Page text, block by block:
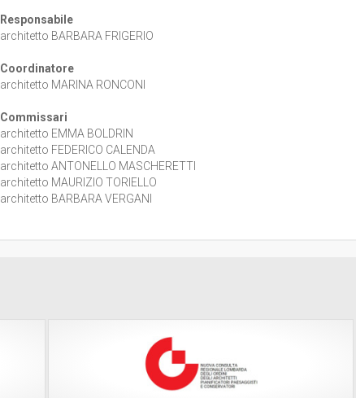
Responsabile
architetto BARBARA FRIGERIO
Coordinatore
architetto MARINA RONCONI
Commissari
architetto EMMA BOLDRIN
architetto FEDERICO CALENDA
architetto ANTONELLO MASCHERETTI
architetto MAURIZIO TORIELLO
architetto BARBARA VERGANI